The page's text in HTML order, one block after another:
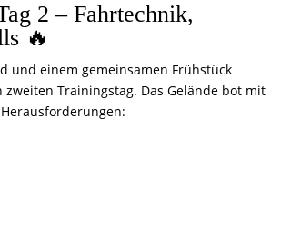
2 – Fahrtechnik,
🔥
und einem gemeinsamen Frühstück
Trainingstag. Das Gelände bot mit